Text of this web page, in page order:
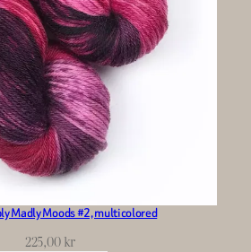
Madly Moods #2, multicolored
225,00kr